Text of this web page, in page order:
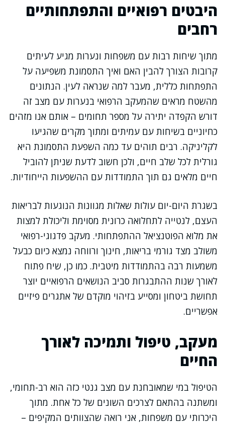
היבטים רפואיים והתפתחותיים
רחבים
מתוך שיחות רבות עם משפחות ונערות מגיע לעיתים
קרובות הצורך להבין האם ואיך התסמונת משפיעה על
התפתחות כללית, מעבר למה שנראה לעין. הנתונים
מהשטח מראים שהמעקב הרפואי בנערות עם מצב זה
דורש הקפדה יתירה על מספר תחומים – אותם אנו מזהים
כחיוניים בשיחות עם עמיתים ומתוך מקרים שהגיעו
לקליניקה. רבים תוהים עד כמה השפעת התסמונת היא
גורלית לכל שלב חיים, ולכן חשוב לדעת שניתן להוביל
חיים מלאים גם תוך התמודדות עם ההשפעות הייחודיות.
בשגרת היום-יום עולות שאלות מגוונות הנוגעות לבריאות
העצם, לנטייה לתחלואה כרונית מסוימת וליכולת למצות
את מלוא הפוטנציאל ההתפתחותי. מעקב פדגוגי-רפואי
משולב מצד גורמי בריאות, חינוך ורווחה נמצא כיום כבעל
משמעות רבה בהתמודדות מיטבית. כמו כן, שיח פתוח
לאורך שנות ההתבגרות סביב הנושאים הרפואיים יוצר
תחושת ביטחון ומסייע בזיהוי מוקדם של אתגרים פיזיים
אפשריים.
מעקב, טיפול ותמיכה לאורך
החיים
הטיפול במי שמאובחנת עם מצב גנטי כזה הוא רב-תחומי,
ומשתנה בהתאם לצרכים השונים של כל אחת. מתוך
היכרותי עם משפחות, אני רואה שהצוותים המקיפים –